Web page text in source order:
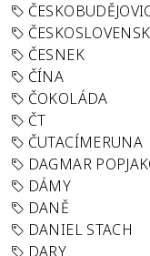
ČESNEK
ČÍNA
ČOKOLÁDA
ČT
ČUTACÍMERUNA
DAGMAR
DÁMY
DANĚ
DANIEL STACH
DARY